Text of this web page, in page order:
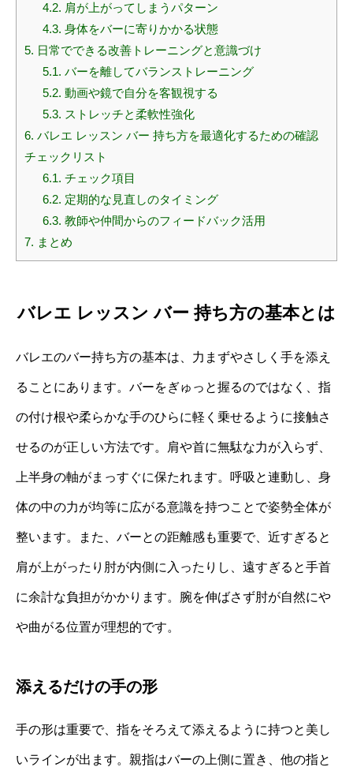
4.2. 肩が上がってしまうパターン
4.3. 身体をバーに寄りかかる状態
5. 日常でできる改善トレーニングと意識づけ
5.1. バーを離してバランストレーニング
5.2. 動画や鏡で自分を客観視する
5.3. ストレッチと柔軟性強化
6. バレエ レッスン バー 持ち方を最適化するための確認
チェックリスト
6.1. チェック項目
6.2. 定期的な見直しのタイミング
6.3. 教師や仲間からのフィードバック活用
7. まとめ
バレエ レッスン バー 持ち方の基本とは
バレエのバー持ち方の基本は、力まずやさしく手を添え
ることにあります。バーをぎゅっと握るのではなく、指
の付け根や柔らかな手のひらに軽く乗せるように接触さ
せるのが正しい方法です。肩や首に無駄な力が入らず、
上半身の軸がまっすぐに保たれます。呼吸と連動し、身
体の中の力が均等に広がる意識を持つことで姿勢全体が
整います。また、バーとの距離感も重要で、近すぎると
肩が上がったり肘が内側に入ったりし、遠すぎると手首
に余計な負担がかかります。腕を伸ばさず肘が自然にや
や曲がる位置が理想的です。
添えるだけの手の形
手の形は重要で、指をそろえて添えるように持つと美し
いラインが出ます。親指はバーの上側に置き、他の指と